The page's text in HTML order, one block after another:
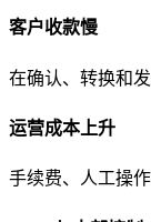
客户收款慢
在确认、转换和
运营成本上升
手续费、人工操